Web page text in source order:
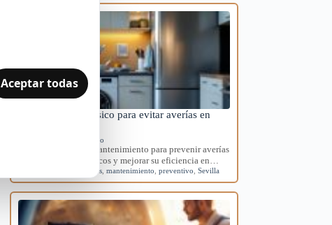
Mantenimiento básico para evitar averías en
Mantenimiento preventivo
Aprende rutinas de mantenimiento para prevenir averías
en tus electrodomésticos y mejorar su eficiencia en…
electrodomésticos ,mantenimiento ,preventivo ,Sevilla
Aceptar todas